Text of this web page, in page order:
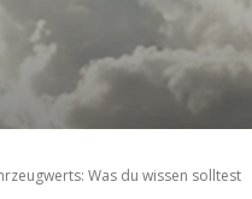
Was du wissen solltest